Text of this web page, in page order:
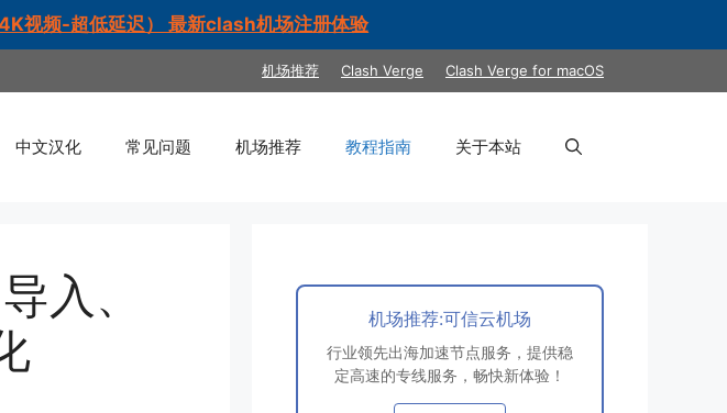
视频-超低延迟） 最新clash机场注册体验
机场推荐 Clash Verge Clash Verge for macOS
中文汉化 常见问题 机场推荐 教程指南 关于本站
入、
机场推荐:可信云机场
行业领先出海加速节点服务，提供稳
定高速的专线服务，畅快新体验！